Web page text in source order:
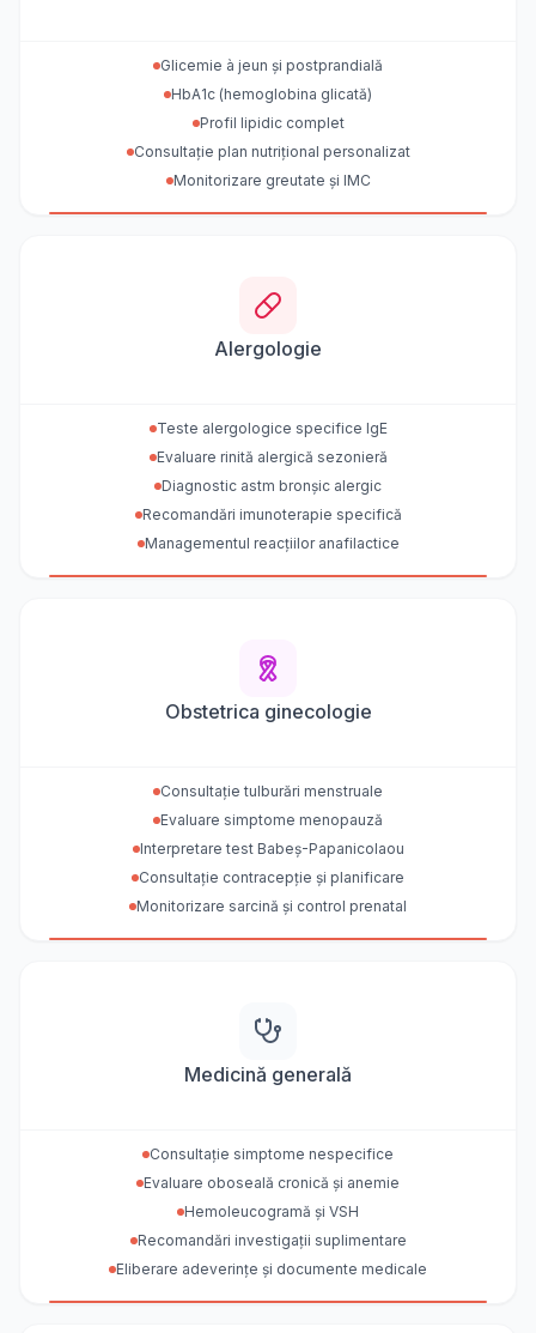
Glicemie à jeun și postprandială
HbA1c (hemoglobina glicată)
Profil lipidic complet
Consultație plan nutrițional personalizat
Monitorizare greutate și IMC
Alergologie
Teste alergologice specifice IgE
Evaluare rinită alergică sezonieră
Diagnostic astm bronșic alergic
Recomandări imunoterapie specifică
Managementul reacțiilor anafilactice
Obstetrica ginecologie
Consultație tulburări menstruale
Evaluare simptome menopauză
Interpretare test Babeș-Papanicolaou
Consultație contracepție și planificare
Monitorizare sarcină și control prenatal
Medicină generală
Consultație simptome nespecifice
Evaluare oboseală cronică și anemie
Hemoleucogramă și VSH
Recomandări investigații suplimentare
Eliberare adeverințe și documente medicale